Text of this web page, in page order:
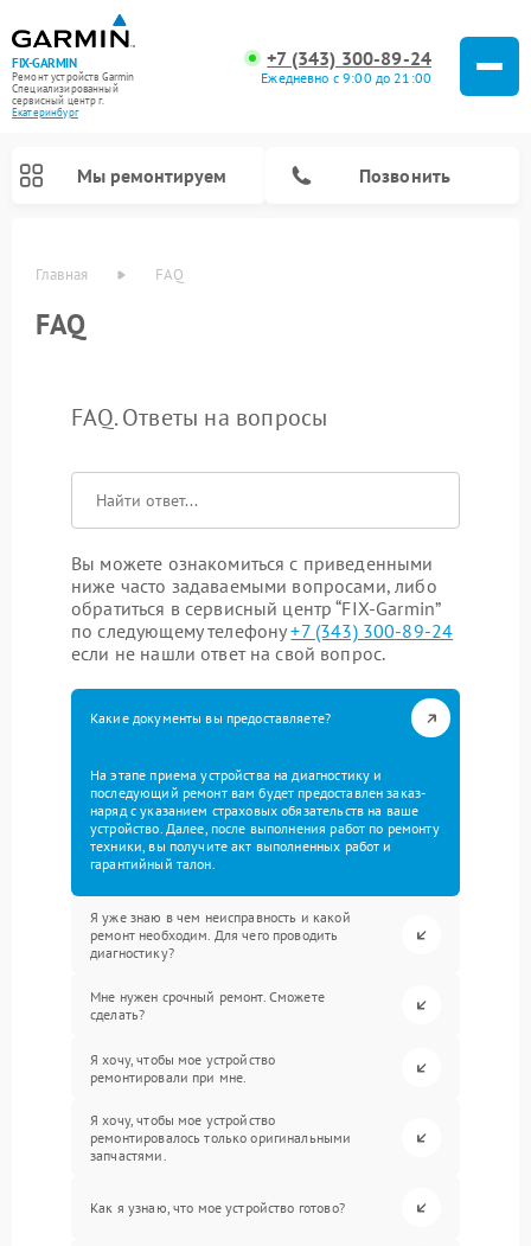
FIX-GARMIN
Ремонт устройств Garmin
Специализированный
cервисный центр г.
Екатеринбург
+7 (343) 300-89-24
Ежедневно с 9:00 до 21:00
Мы ремонтируем Позвонить
Главная FAQ
FAQ
FAQ. Ответы на вопросы
Вы можете ознакомиться с приведенными
ниже часто задаваемыми вопросами, либо
обратиться в сервисный центр “FIX-Garmin”
по следующему телефону+7 (343) 300-89-24
если не нашли ответ на свой вопрос.
Какие документы вы предоставляете?
На этапе приема устройства на диагностику и
последующий ремонт вам будет предоставлен заказ-
наряд с указанием страховых обязательств на ваше
устройство. Далее, после выполнения работ по ремонту
техники, вы получите акт выполненных работ и
гарантийный талон.
Я уже знаю в чем неисправность и какой
ремонт необходим. Для чего проводить
диагностику?
Мне нужен срочный ремонт. Сможете
сделать?
Я хочу, чтобы мое устройство
ремонтировали при мне.
Я хочу, чтобы мое устройство
ремонтировалось только оригинальными
запчастями.
Как я узнаю, что мое устройство готово?